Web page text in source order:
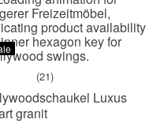
(21)
Luxus
granit